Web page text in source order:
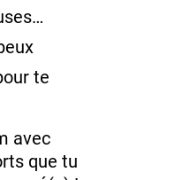
te
avec
que tu